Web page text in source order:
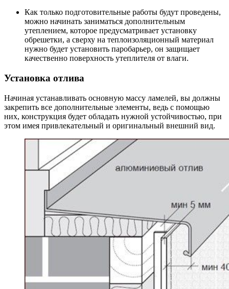
Как только подготовительные работы будут проведены,
можно начинать заниматься дополнительным
утеплением, которое предусматривает установку
обрешетки, а сверху на теплоизоляционный материал
нужно будет установить паробарьер, он защищает
качественно поверхность утеплителя от влаги.
Установка отлива
Начиная устанавливать основную массу ламелей, вы должны
закрепить все дополнительные элементы, ведь с помощью
них, конструкция будет обладать нужной устойчивостью, при
этом имея привлекательный и оригинальный внешний вид.